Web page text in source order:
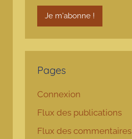
Pages
Connexion
Flux des publications
Flux des commentaires